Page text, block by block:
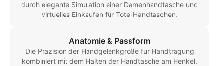
durch elegante Simulation einer Damenhandtasche und
virtuelles Einkaufen für Tote-Handtaschen.
Anatomie & Passform
Die Präzision der Handgelenkgröße für Handtragung
kombiniert mit dem Halten der Handtasche am Henkel.